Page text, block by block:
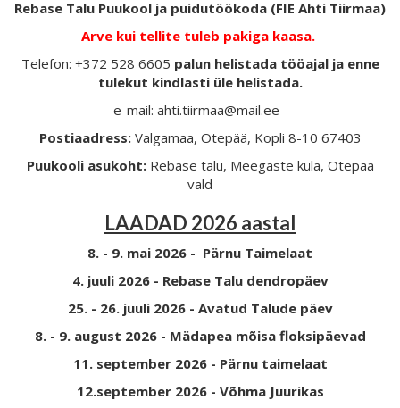
Rebase Talu Puukool ja puidutöökoda (FIE Ahti Tiirmaa)
Arve kui tellite tuleb pakiga kaasa.
Telefon: +372 528 6605 palun helistada tööajal ja enne
tulekut kindlasti üle helistada.
e-mail: ahti.tiirmaa@mail.ee
Postiaadress: Valgamaa, Otepää, Kopli 8-10 67403
Puukooli asukoht: Rebase talu, Meegaste küla, Otepää
vald
LAADAD 2026 aastal
8. - 9. mai 2026 - Pärnu Taimelaat
4. juuli 2026 - Rebase Talu dendropäev
25. - 26. juuli 2026 - Avatud Talude päev
8. - 9. august 2026 - Mädapea mõisa floksipäevad
11. september 2026 - Pärnu taimelaat
12.september 2026 - Võhma Juurikas